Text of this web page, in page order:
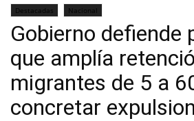
Destacadas Nacional
Gobierno defiende
que amplía
migrantes de 5 a
concretar